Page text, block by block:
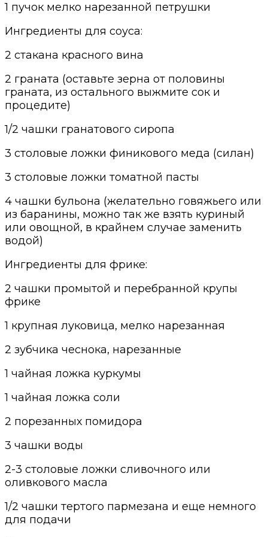
1 пучок мелко нарезанной петрушки
Ингредиенты для соуса:
2 стакана красного вина
2 граната (оставьте зерна от половины
граната, из остального выжмите сок и
процедите)
1/2 чашки гранатового сиропа
3 столовые ложки финикового меда (силан)
3 столовые ложки томатной пасты
4 чашки бульона (желательно говяжьего или
из баранины, можно так же взять куриный
или овощной, в крайнем случае заменить
водой)
Ингредиенты для фрике:
2 чашки промытой и перебранной крупы
фрике
1 крупная луковица, мелко нарезанная
2 зубчика чеснока, нарезанные
1 чайная ложка куркумы
1 чайная ложка соли
2 порезанных помидора
3 чашки воды
2-3 столовые ложки сливочного или
оливкового масла
1/2 чашки тертого пармезана и еще немного
для подачи